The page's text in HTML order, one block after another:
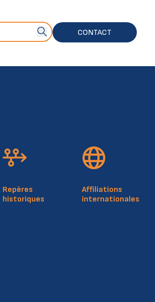
Bouton de soumission de recherche
CONTACT
Repères
historiques
Affiliations
internationales
RCSL: F412